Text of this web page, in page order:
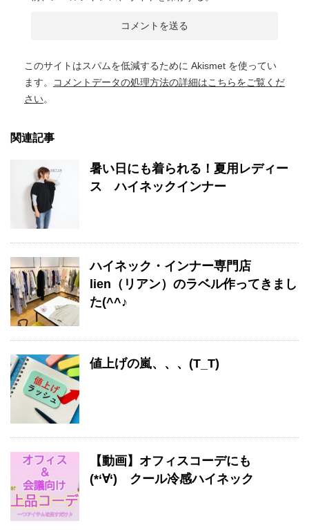
このサイトはスパムを低減するために Akismet を使ってい
ます。
コメントデータの処理方法の詳細はこちらをご覧くだ
さい。
関連記事
暑い日にも着られる！夏用レディー
ス ハイネックインナー
ハイネック・インナー専門店
lien（リアン）のラベル作ってきまし
た(^^♪
値上げの嵐、、、(T_T)
【動画】オフィスコーデにも
(*‘∀‘) クール冷感ハイネック